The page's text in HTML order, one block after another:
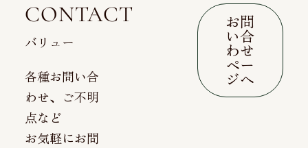
CONTACT
バリュー
各種お問い合
わせ、ご不明
点など
お気軽にお問
お問
い合
わせ
ペー
ジへ